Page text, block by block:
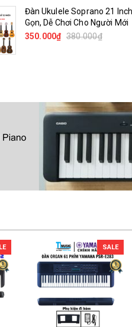
Đàn Ukulele Soprano 21
Gọn, Dễ Chơi Cho Người Mới
350.000₫ 380.000₫
SALE